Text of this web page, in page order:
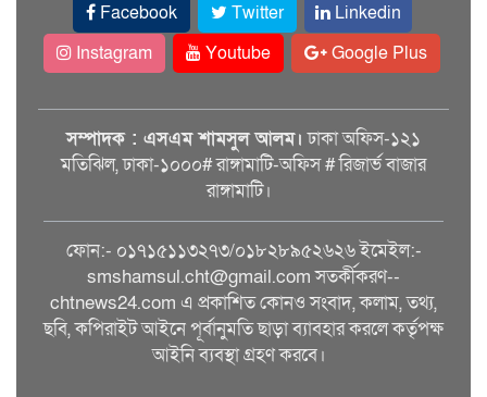
Facebook Twitter
Linkedin
Instagram
Youtube Google Plus
সম্পাদক : এসএম শামসুল আলম। ঢাকা অফিস-১২১
মতিঝিল, ঢাকা-১০০০# রাঙ্গামাটি-অফিস # রিজার্ভ বাজার
রাঙ্গামাটি।
ফোন:- ০১৭১৫১১৩২৭৩/০১৮২৮৯৫২৬২৬ ইমেইল:-
smshamsul.cht@gmail.com সতর্কীকরণ--
chtnews24.com এ প্রকাশিত কোনও সংবাদ, কলাম, তথ্য,
ছবি, কপিরাইট আইনে পূর্বানুমতি ছাড়া ব্যাবহার করলে কর্তৃপক্ষ
আইনি ব্যবস্থা গ্রহণ করবে।